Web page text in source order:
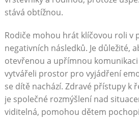
stává obtížnou.
Rodiče mohou hrát klíčovou roli v
negativních následků. Je důležité,
otevřenou a upřímnou komunikaci
vytvářeli prostor pro vyjádření
se dítě nachází. Zdravé přístupy k
je společné rozmýšlení nad
viditelná, pomohou dětem